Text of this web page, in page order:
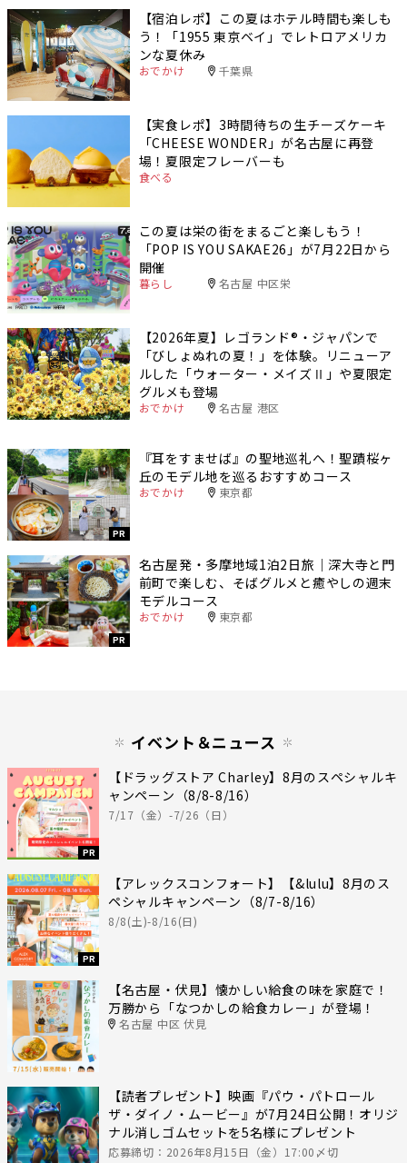
【宿泊レポ】この夏はホテル時間も楽しも
う！「1955 東京ベイ」でレトロアメリカ
ンな夏休み
おでかけ 千葉県
【実食レポ】3時間待ちの生チーズケーキ
「CHEESE WONDER」が名古屋に再登
場！夏限定フレーバーも
食べる
この夏は栄の街をまるごと楽しもう！
「POP IS YOU SAKAE26」が7月22日から
開催
暮らし 名古屋 中区栄
【2026年夏】レゴランド®・ジャパンで
「びしょぬれの夏！」を体験。リニューア
ルした「ウォーター・メイズⅡ」や夏限定
グルメも登場
おでかけ 名古屋 港区
PR
『耳をすませば』の聖地巡礼へ！聖蹟桜ヶ
丘のモデル地を巡るおすすめコース
おでかけ 東京都
PR
名古屋発・多摩地域1泊2日旅｜深大寺と門
前町で楽しむ、そばグルメと癒やしの週末
モデルコース
おでかけ 東京都
イベント＆ニュース
PR
【ドラッグストア Charley】8月のスペシャルキ
ャンペーン（8/8-8/16）
7/17（金）-7/26（日）
PR
【アレックスコンフォート】【&lulu】8月のス
ペシャルキャンペーン（8/7-8/16）
8/8(土)-8/16(日)
【名古屋・伏見】懐かしい給食の味を家庭で！
万勝から「なつかしの給食カレー」が登場！
名古屋 中区 伏見
【読者プレゼント】映画『パウ・パトロール
ザ・ダイノ・ムービー』が7月24日公開！オリジ
ナル消しゴムセットを5名様にプレゼント
応募締切：2026年8月15日（金）17:00〆切